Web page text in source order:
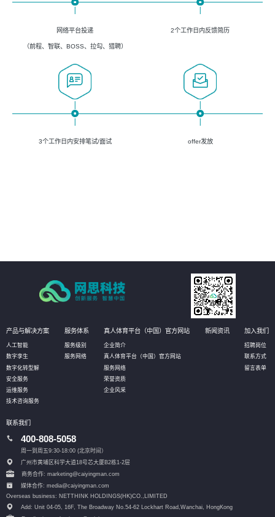
网络平台投递
（前程、智联、BOSS、拉勾、猎聘）
2个工作日内反馈简历
3个工作日内安排笔试/面试 offer发放
产品与解决方案
人工智能
数字孪生
数字化转型解
安全服务
运维服务
技术咨询服务
服务体系
服务级别
服务网络
真人体育平台（中国）官方网站
企业简介
真人体育平台（中国）官方网站
服务网络
荣誉资质
企业风采
新闻资讯 加入我们
招聘岗位
联系方式
留言表单
联系我们
400-808-5058
周一到周五9:30-18:00 (北京时间）
广州市黄埔区科学大道18号芯大厦B2栋1-2层
商务合作: marketing@caiyingman.com
媒体合作: media@caiyingman.com
Overseas business: NETTHINK HOLDINGS(HK)CO.,LIMITED
Add: Unit 04-05, 16F, The Broadway No.54-62 Lockhart Road, Wanchai, HongKong